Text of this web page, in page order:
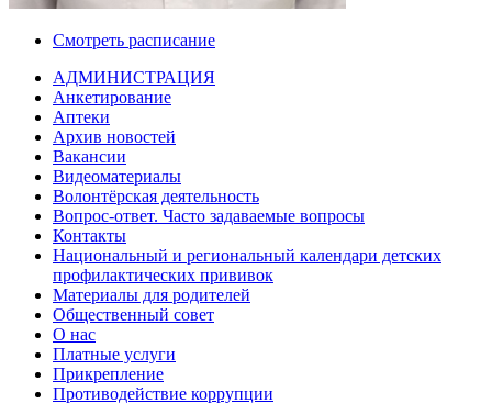
Смотреть расписание
АДМИНИСТРАЦИЯ
Анкетирование
Аптеки
Архив новостей
Вакансии
Видеоматериалы
Волонтёрская деятельность
Вопрос-ответ. Часто задаваемые вопросы
Контакты
Национальный и региональный календари детских
профилактических прививок
Материалы для родителей
Общественный совет
О нас
Платные услуги
Прикрепление
Противодействие коррупции